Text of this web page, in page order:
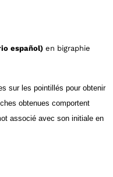
español) en bigraphie
sur les pointillés pour obtenir
obtenues comportent
associé avec son initiale en